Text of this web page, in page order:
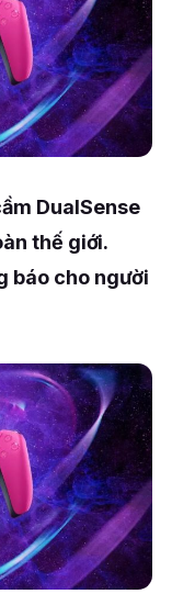
DualSense
thế giới.
báo cho người